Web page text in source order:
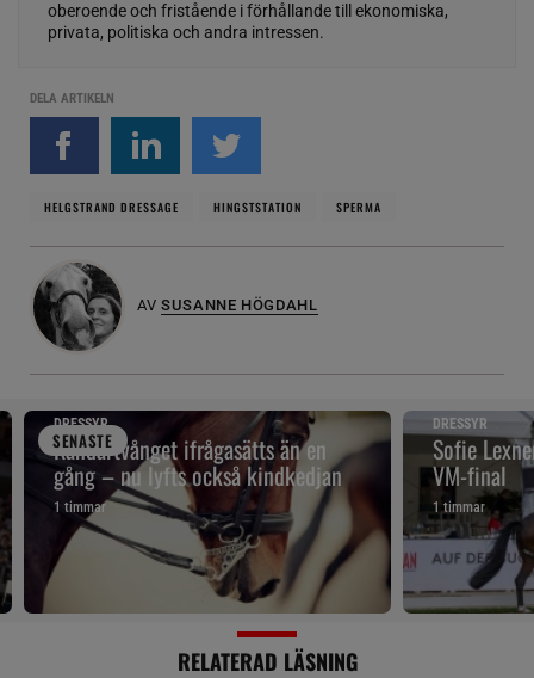
oberoende och fristående i förhållande till ekonomiska,
privata, politiska och andra intressen.
DELA ARTIKELN
HELGSTRAND DRESSAGE HINGSTSTATION SPERMA
AV SUSANNE HÖGDAHL
SENASTE
DRESSYR
Kandartvånget ifrågasätts än en
gång – nu lyfts också kindkedjan
1 timmar
DRESSYR
Sofie
VM-final
1 timmar
RELATERAD LÄSNING